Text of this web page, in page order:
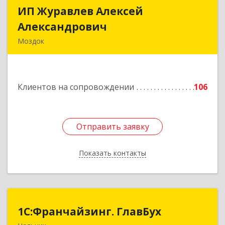
ИП Журавлев Алексей
Александрович
Моздок
Клиентов на сопровождении 106
Отправить заявку
Показать контакты
ИП Журавлев Алексей
Подробнее
Отправить заявку
Назад
1С:Франчайзинг. ГлавБух
1С:Франчайзинг. ГлавБух